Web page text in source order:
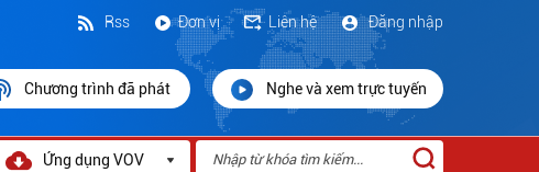
Đăng nhập
Liên hệ
Đơn vị
Rss
Chương trình đã phát Nghe và xem trực tuyến
Ứng dụng VOV